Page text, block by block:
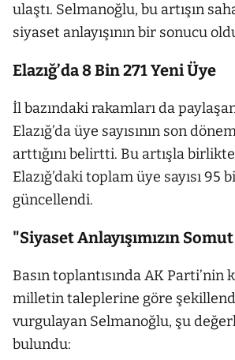
ulaştı. Selmanoğlu, bu artışın
siyaset anlayışının bir sonucu
Elazığ’da 8 Bin 271 Yeni Üye
İl bazındaki rakamları da
Elazığ’da üye sayısının son
arttığını belirtti. Bu artışla
Elazığ’daki toplam üye sayısı 95
güncellendi.
"Siyaset Anlayışımızın
Basın toplantısında AK
milletin taleplerine göre
vurgulayan Selmanoğlu, şu
bulundu: